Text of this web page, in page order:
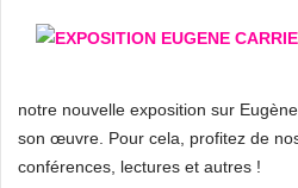
notre nouvelle exposition sur
son œuvre. Pour cela, profitez de
conférences, lectures et autres !